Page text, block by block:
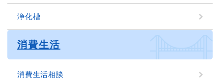
浄化槽
消費生活
消費生活相談